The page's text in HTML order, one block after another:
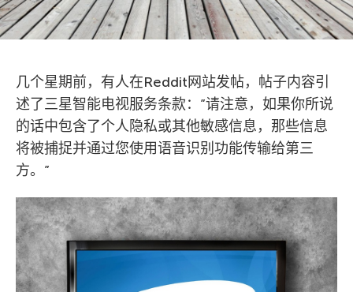
几个星期前，有人在Reddit网站发帖，帖子内容引
述了三星智能电视服务条款：”请注意，如果你所说
的话中包含了个人隐私或其他敏感信息，那些信息
将被捕捉并通过您使用语音识别功能传输给第三
方。”